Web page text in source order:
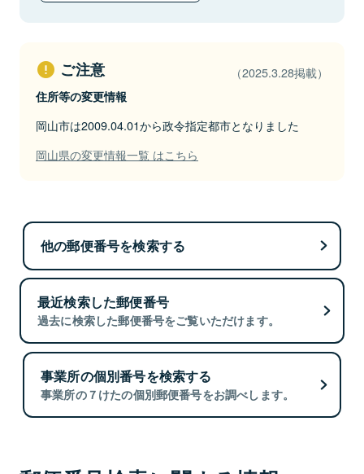
ご注意 （2025.3.28掲載）
住所等の変更情報
岡山市は2009.04.01から政令指定都市となりました
岡山県の変更情報一覧 はこちら
他の郵便番号を検索する
最近検索した郵便番号
過去に検索した郵便番号をご覧いただけます。
事業所の個別番号を検索する
事業所の７けたの個別郵便番号をお調べします。